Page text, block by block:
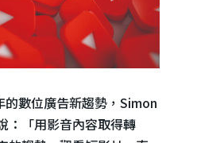
的數位廣告新趨勢， Simon
：「用影音內容取得轉